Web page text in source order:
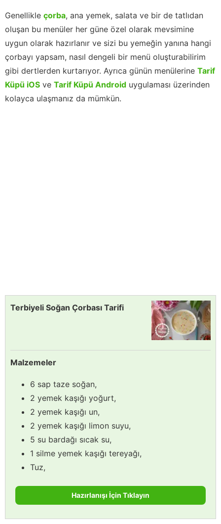
Genellikle çorba, ana yemek, salata ve bir de tatlıdan
oluşan bu menüler her güne özel olarak mevsimine
uygun olarak hazırlanır ve sizi bu yemeğin yanına hangi
çorbayı yapsam, nasıl dengeli bir menü oluşturabilirim
gibi dertlerden kurtarıyor. Ayrıca günün menülerine Tarif
Küpü iOS ve Tarif Küpü Android uygulaması üzerinden
kolayca ulaşmanız da mümkün.
Terbiyeli Soğan Çorbası Tarifi
Malzemeler
6 sap taze soğan,
2 yemek kaşığı yoğurt,
2 yemek kaşığı un,
2 yemek kaşığı limon suyu,
5 su bardağı sıcak su,
1 silme yemek kaşığı tereyağı,
Tuz,
Hazırlanışı İçin Tıklayın